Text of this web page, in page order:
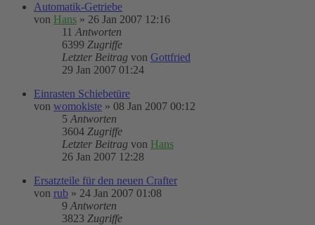
Automatik-Getriebe
von Hans » 26 Jan 2007 12:16
11 Antworten
6399 Zugriffe
Letzter Beitrag von Gottfried
29 Jan 2007 01:24
Einrasten Schiebetüre
von womokiste » 08 Jan 2007 00:12
5 Antworten
3604 Zugriffe
Letzter Beitrag von Hans
26 Jan 2007 12:28
Ersatzteile für den neuen Crafter
von rub » 24 Jan 2007 01:08
9 Antworten
3823 Zugriffe